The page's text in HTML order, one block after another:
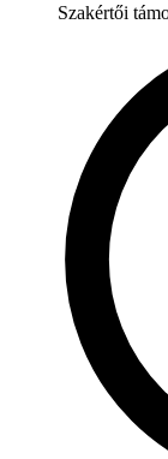
Szakértői